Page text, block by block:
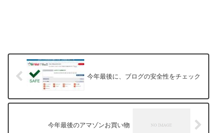
今年最後に、ブログの安全性をチェック
今年最後のアマゾンお買い物